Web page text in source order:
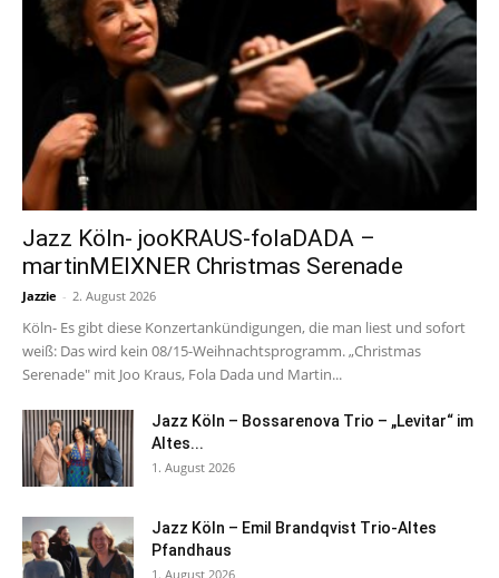
Jazz Köln- jooKRAUS-folaDADA –
martinMEIXNER Christmas Serenade
Jazzie - 2. August 2026
Köln- Es gibt diese Konzertankündigungen, die man liest und sofort
weiß: Das wird kein 08/15-Weihnachtsprogramm. „Christmas
Serenade" mit Joo Kraus, Fola Dada und Martin...
Jazz Köln – Bossarenova Trio – „Levitar“ im
Altes...
1. August 2026
Jazz Köln – Emil Brandqvist Trio-Altes
Pfandhaus
1. August 2026